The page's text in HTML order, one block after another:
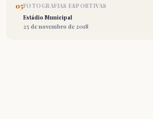
05FOTOGRAFIAS ESPORTIVAS
Estádio Municipal
25 de novembro de 2018